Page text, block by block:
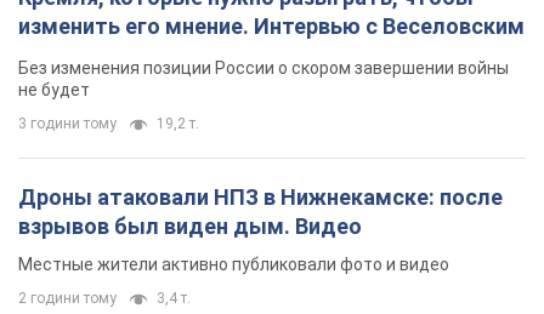
Местные жители активно публиковали фото и видео
2 години тому
Украина готовит Чернобыль к очередной
попытке вторжения со стороны России –
медиа
Журналисты рассказали, что происходит в зоне
5 годин тому 16,1 т.